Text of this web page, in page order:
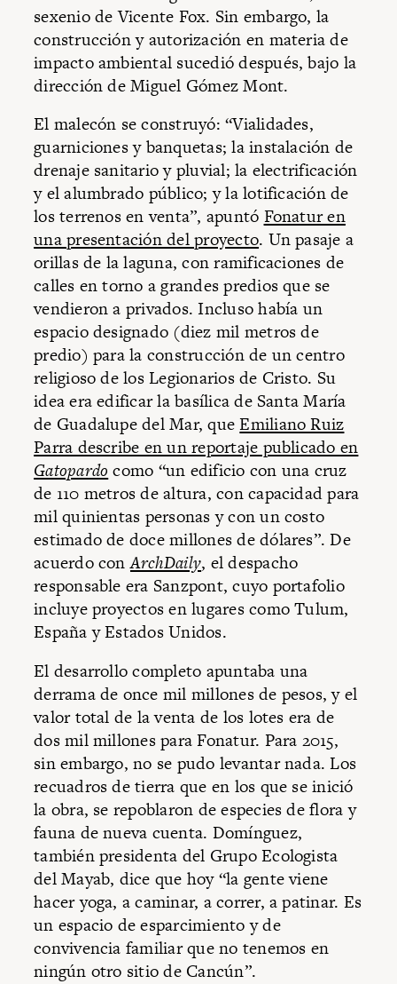
sexenio de Vicente Fox. Sin embargo, la
construcción y autorización en materia de
impacto ambiental sucedió después, bajo la
dirección de Miguel Gómez Mont.
El malecón se construyó: “Vialidades,
guarniciones y banquetas; la instalación de
drenaje sanitario y pluvial; la electrificación
y el alumbrado público; y la lotificación de
los terrenos en venta”, apuntó Fonatur en
una presentación del proyecto. Un pasaje a
orillas de la laguna, con ramificaciones de
calles en torno a grandes predios que se
vendieron a privados. Incluso había un
espacio designado (diez mil metros de
predio) para la construcción de un centro
religioso de los Legionarios de Cristo. Su
idea era edificar la basílica de Santa María
de Guadalupe del Mar, queEmiliano Ruiz
Parra describe en un reportaje publicado en
Gatopardo como “un edificio con una cruz
de 110 metros de altura, con capacidad para
mil quinientas personas y con un costo
estimado de doce millones de dólares”. De
acuerdo conArchDaily, el despacho
responsable era Sanzpont, cuyo portafolio
incluye proyectos en lugares como Tulum,
España y Estados Unidos.
El desarrollo completo apuntaba una
derrama de once mil millones de pesos, y el
valor total de la venta de los lotes era de
dos mil millones para Fonatur. Para 2015,
sin embargo, no se pudo levantar nada. Los
recuadros de tierra que en los que se inició
la obra, se repoblaron de especies de flora y
fauna de nueva cuenta. Domínguez,
también presidenta del Grupo Ecologista
del Mayab, dice que hoy “la gente viene
hacer yoga, a caminar, a correr, a patinar. Es
un espacio de esparcimiento y de
convivencia familiar que no tenemos en
ningún otro sitio de Cancún”.